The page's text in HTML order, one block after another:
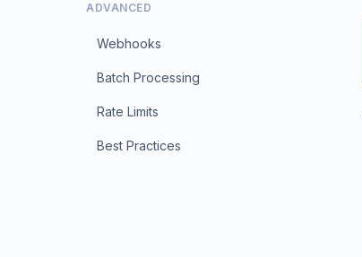
ADVANCED
Webhooks
Batch Processing
Rate Limits
Best Practices